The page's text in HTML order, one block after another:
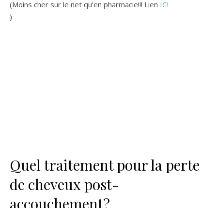
(Moins cher sur le net qu’en pharmacie!!! Lien ICI
)
Quel traitement pour la perte
de cheveux post-
accouchement?